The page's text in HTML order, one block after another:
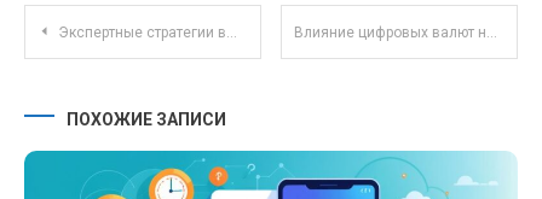
Навигация по записям
Экспертные стратегии выбора ПИФов для инвестиций в устойчивое развитие и ESG-фонды Влияние цифровых валют на налоговое регулирование: новые вызовы и решения
ПОХОЖИЕ ЗАПИСИ